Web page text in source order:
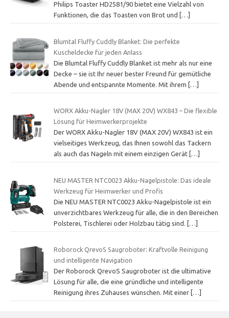
Philips Toaster HD2581/90 bietet eine Vielzahl von
Funktionen, die das Toasten von Brot und
[…]
Blumtal Fluffy Cuddly Blanket: Die perfekte
Kuscheldecke für jeden Anlass
Die Blumtal Fluffy Cuddly Blanket ist mehr als nur eine
Decke – sie ist Ihr neuer bester Freund für gemütliche
Abende und entspannte Momente. Mit ihrem […]
WORX Akku-Nagler 18V (MAX 20V) WX843 – Die flexible
Lösung für Heimwerkerprojekte
Der WORX Akku-Nagler 18V (MAX 20V) WX843 ist ein
vielseitiges Werkzeug, das Ihnen sowohl das Tackern
als auch das Nageln mit einem einzigen Gerät […]
NEU MASTER NTC0023 Akku-Nagelpistole: Das ideale
Werkzeug für Heimwerker und Profis
Die NEU MASTER NTC0023 Akku-Nagelpistole ist ein
unverzichtbares Werkzeug für alle, die in den Bereichen
Polsterei, Tischlerei oder Holzbau tätig sind.
[…]
Roborock QrevoS Saugroboter: Kraftvolle Reinigung
und intelligente Navigation
Der Roborock QrevoS Saugroboter ist die ultimative
Lösung für alle, die eine gründliche und intelligente
Reinigung ihres Zuhauses wünschen. Mit einer […]